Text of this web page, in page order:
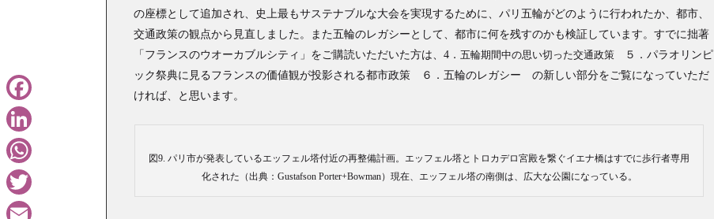
の座標として追加され、史上最もサステナブルな大会を実現するために、パリ五輪がどのように行われたか、都市、
交通政策の観点から見直しました。また五輪のレガシーとして、都市に何を残すのかも検証しています。すでに拙著
「フランスのウオーカブルシティ」をご購読いただいた方は、4．五輪期間中の思い切った交通政策
５．パラオリンピ
ック祭典に見るフランスの価値観が投影される都市政策 ６．五輪のレガシー の新しい部分をご覧になっていただ
ければ、と思います。
図9. パリ市が発表しているエッフェル塔付近の再整備計画。エッフェル塔とトロカデロ宮殿を繋ぐイエナ橋はすでに歩行者専用
化された（出典：Gustafson Porter+Bowman）現在、エッフェル塔の南側は、広大な公園になっている。
Facebook
LinkedIn
WhatsApp
Twitter